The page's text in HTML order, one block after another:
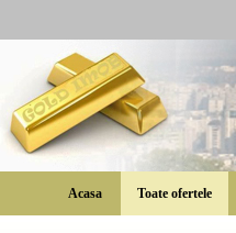
Acasa Toate ofertele